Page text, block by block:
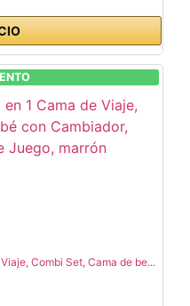
Combi Set, Cama de be...